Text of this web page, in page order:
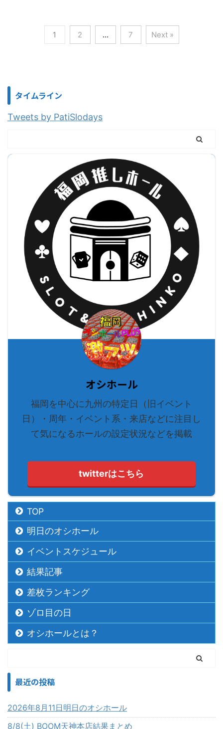
1 2 … 7 Next »
タイムライン
Tweets by PatiSlodays
オシホール
福岡を中心に九州の特定日（旧イベント
日）・周年・イベント系・来店などに注目し
て気になるホールの設定状況などを掲載
twitterはこちら
TOP
明日のオシホール
イベントスケジュール
結果記事
差枚ランキング
ゾロ目の日
オシホールとは？
最近の投稿
2026年8月11日明日のオシホール
8/8(土) BOOM天神本店結果まとめ